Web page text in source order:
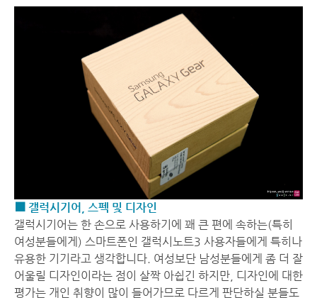
■ 갤럭시기어, 스펙 및 디자인
갤럭시기어는 한 손으로 사용하기에 꽤 큰 편에 속하는(특히
여성분들에게) 스마트폰인 갤럭시노트3 사용자들에게 특히나
유용한 기기라고 생각합니다. 여성보단 남성분들에게 좀 더 잘
어울릴 디자인이라는 점이 살짝 아쉽긴 하지만, 디자인에 대한
평가는 개인 취향이 많이 들어가므로 다르게 판단하실 분들도